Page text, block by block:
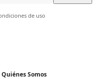
de uso
Quiénes Somos